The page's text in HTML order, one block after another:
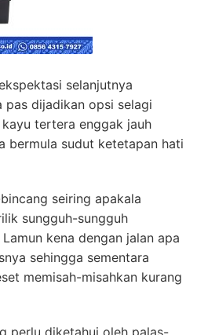
selanjutnya
pas dijadikan opsi selagi
tertera enggak jauh
bermula sudut ketetapan hati
seiring apakala
sungguh-sungguh
kena dengan jalan apa
sehingga sementara
memisah-misahkan kurang